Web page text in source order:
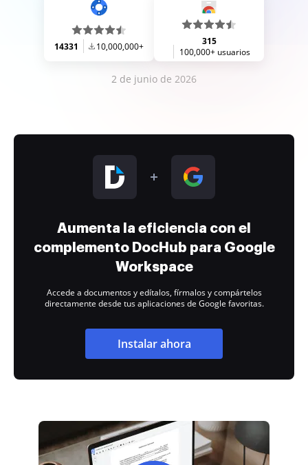
14331 10,000,000+
315
100,000+ usuarios
2 de junio de 2026
Aumenta la eficiencia con el
complemento DocHub para Google
Workspace
Accede a documentos y edítalos, fírmalos y compártelos
directamente desde tus aplicaciones de Google favoritas.
Instalar ahora